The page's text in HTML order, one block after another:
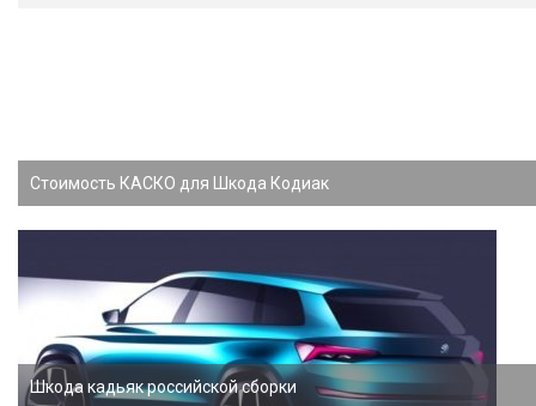
Стоимость КАСКО для Шкода Кодиак
Шкода кадьяк российской сборки